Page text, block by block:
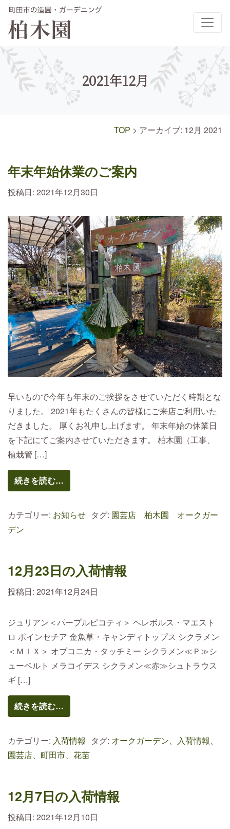
メインナビゲーション
2021年12月
TOP > アーカイブ: 12月 2021
年末年始休業のご案内
投稿日: 2021年12月30日
早いもので今年も年末のご挨拶をさせていただく時期とな
りました。 2021年もたくさんの皆様にご来店ご利用いた
だきました。 厚くお礼申し上げます。 年末年始の休業日
を下記にてご案内させていただきます。 柏木園（工事、
植栽管 […]
続きを読む…
カテゴリー: お知らせ タグ: 園芸店 柏木園 オークガー
デン
12月23日の入荷情報
投稿日: 2021年12月24日
ジュリアン＜パープルピコティ＞ ヘレボルス・マエスト
ロ ポインセチア 金魚草・キャンディトップス シクラメン
＜ＭＩＸ＞ オブコニカ・タッチミー シクラメン≪Ｐ≫シ
ューベルト メラコイデス シクラメン≪赤≫シュトラウス
ギ […]
続きを読む…
カテゴリー: 入荷情報 タグ: オークガーデン、入荷情報、
園芸店、町田市、花苗
12月7日の入荷情報
投稿日: 2021年12月10日